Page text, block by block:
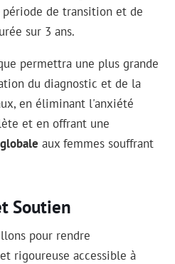
de transition et de
sur 3 ans.
permettra une plus grande
du diagnostic et de la
en éliminant l'anxiété
et en offrant une
globale aux femmes souffrant
Soutien
pour rendre
rigoureuse accessible à